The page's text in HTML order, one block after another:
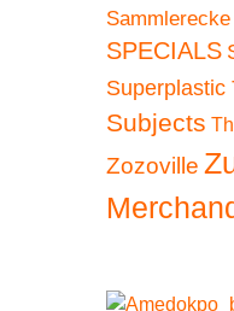
Sammlerecke
SPECIALS
Superplastic
Subjects
Zozoville